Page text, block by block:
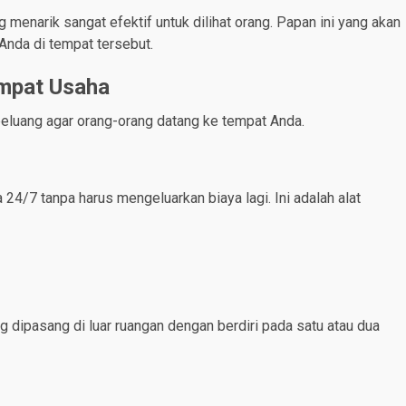
sangat efektif untuk dilihat orang. Papan ini yang akan
di tempat tersebut.
Usaha
agar orang-orang datang ke tempat Anda.
7 tanpa harus mengeluarkan biaya lagi. Ini adalah alat
di luar ruangan dengan berdiri pada satu atau dua